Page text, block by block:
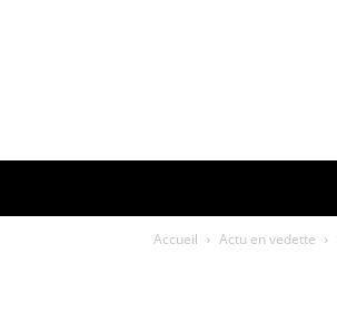
Accueil Actu en vedette